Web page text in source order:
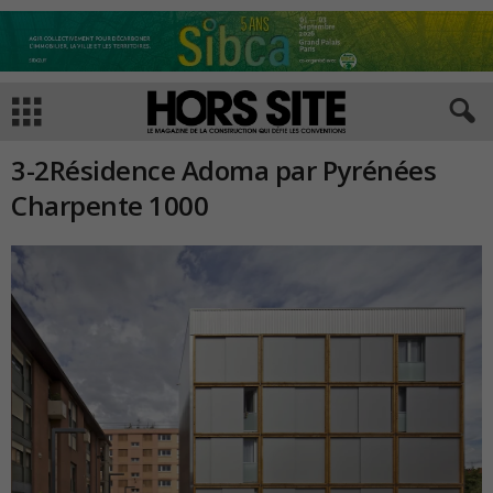
3-2Résidence Adoma par Pyrénées
Charpente 1000